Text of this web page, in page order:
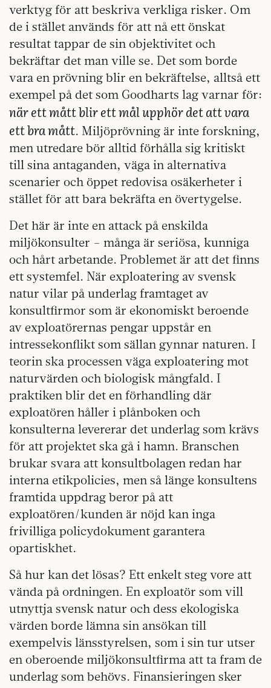
verktyg för att beskriva verkliga risker. Om
de i stället används för att nå ett önskat
resultat tappar de sin objektivitet och
bekräftar det man ville se. Det som borde
vara en prövning blir en bekräftelse, alltså ett
exempel på det som Goodharts lag varnar för:
när ett mått blir ett mål upphör det att vara
ett bra mått. Miljöprövning är inte forskning,
men utredare bör alltid förhålla sig kritiskt
till sina antaganden, väga in alternativa
scenarier och öppet redovisa osäkerheter i
stället för att bara bekräfta en övertygelse.
Det här är inte en attack på enskilda
miljökonsulter – många är seriösa, kunniga
och hårt arbetande. Problemet är att det finns
ett systemfel. När exploatering av svensk
natur vilar på underlag framtaget av
konsultfirmor som är ekonomiskt beroende
av exploatörernas pengar uppstår en
intressekonflikt som sällan gynnar naturen. I
teorin ska processen väga exploatering mot
naturvärden och biologisk mångfald. I
praktiken blir det en förhandling där
exploatören håller i plånboken och
konsulterna levererar det underlag som krävs
för att projektet ska gå i hamn. Branschen
brukar svara att konsultbolagen redan har
interna etikpolicies, men så länge konsultens
framtida uppdrag beror på att
exploatören/kunden är nöjd kan inga
frivilliga policydokument garantera
opartiskhet.
Så hur kan det lösas? Ett enkelt steg vore att
vända på ordningen. En exploatör som vill
utnyttja svensk natur och dess ekologiska
värden borde lämna sin ansökan till
exempelvis länsstyrelsen, som i sin tur utser
en oberoende miljökonsultfirma att ta fram de
underlag som behövs. Finansieringen sker